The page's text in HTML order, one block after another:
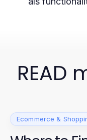
READ
Ecommerce &